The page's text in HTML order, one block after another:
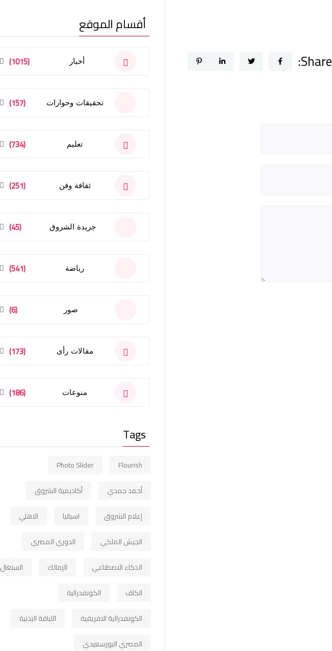
Share:
أقسام الموقع
أخبار (1015)
تحقيقات وحوارات (157)
تعليم (734)
ثقافة وفن (251)
جريدة الشروق (45)
رياضة (541)
صور (6)
مقالات رأى (173)
منوعات (186)
Tags
Flourish
Photo Slider
أحمد حمدي
أكاديمية الشروق
إعلام الشروق
اسبانيا
الاهلي
الجيش الملكي
الدوري المصري
الذكاء الاصطناعي
الزمالك
السنغال
الكاف
الكونفدرالية
الكونفدرالية الافريقية
اللياقة البدنية
المصري البورسعيدي